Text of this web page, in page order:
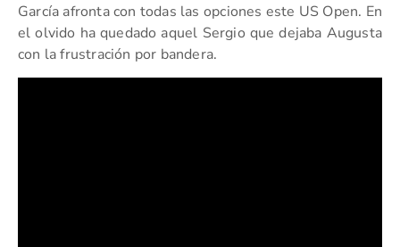
García afronta con todas las opciones este US Open. En
el olvido ha quedado aquel Sergio que dejaba Augusta
con la frustración por bandera.